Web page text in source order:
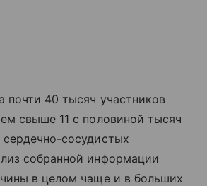
почти 40 тысяч участников
свыше 11 с половиной тысяч
сосудистых
собранной информации
в целом чаще и в больших